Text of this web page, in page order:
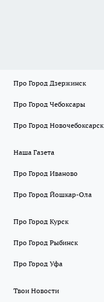
Про Город Дзержинск
Про Город Чебоксары
Про Город Новочебоксарск
Наша Газета
Про Город Иваново
Про Город Йошкар-Ола
Про Город Курск
Про Город Рыбинск
Про Город Уфа
Твои Новости